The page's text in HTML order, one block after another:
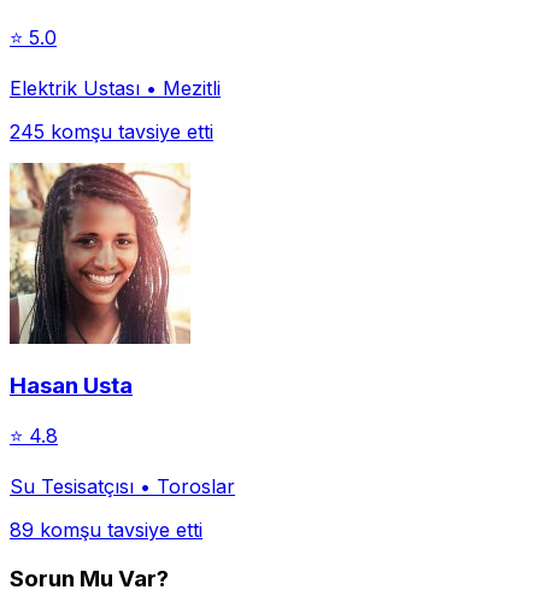
⭐ 5.0
Elektrik Ustası • Mezitli
245 komşu tavsiye etti
Hasan Usta
⭐ 4.8
Su Tesisatçısı • Toroslar
89 komşu tavsiye etti
Sorun Mu Var?